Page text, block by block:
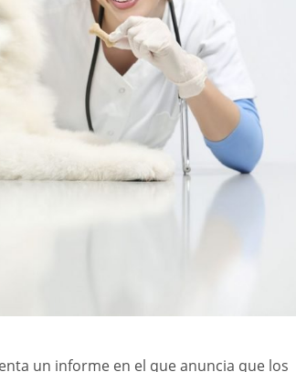
un informe en el que anuncia que los